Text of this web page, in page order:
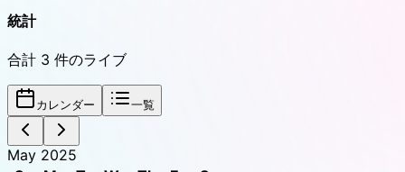
統計
合計 3 件のライブ
カレンダー 一覧
May 2025